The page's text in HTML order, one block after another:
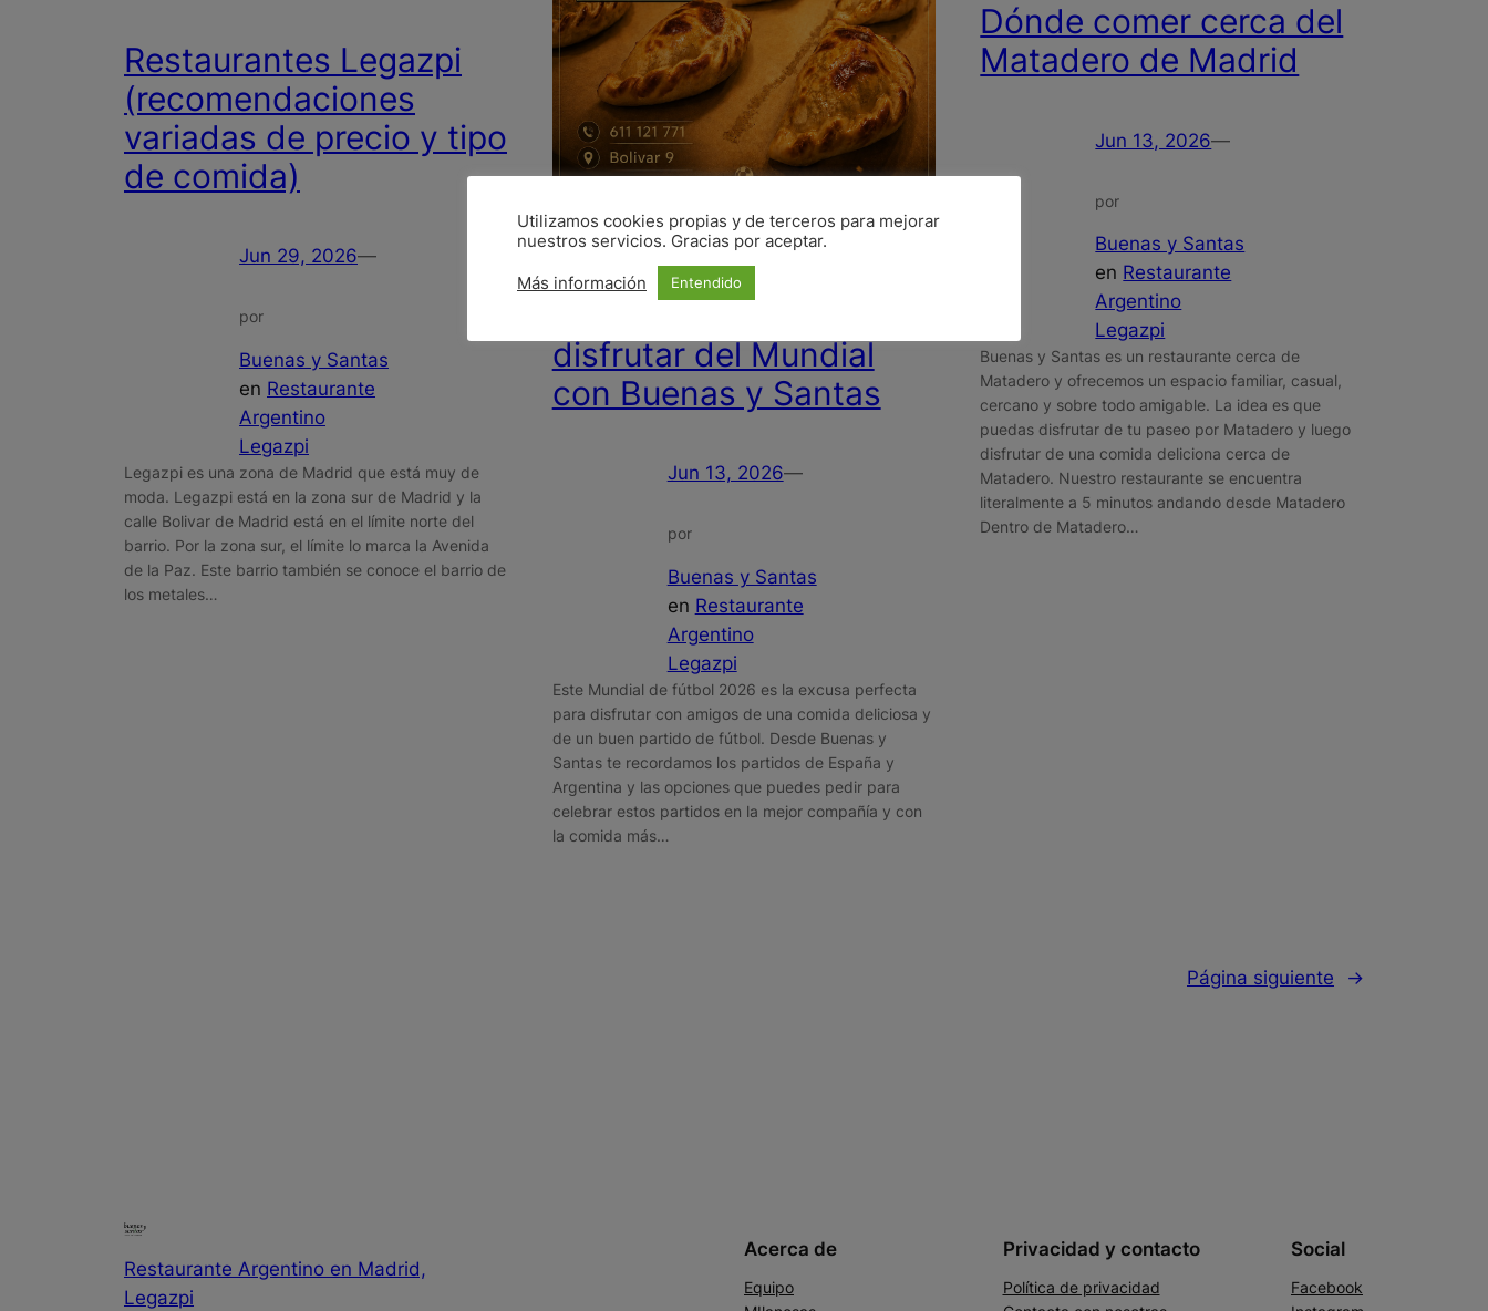
Restaurantes Legazpi
(recomendaciones
variadas de precio y tipo
de comida)
Jun 29, 2026—
por
Buenas y Santas
en Restaurante
Argentino
Legazpi
Legazpi es una zona de Madrid que está muy de
moda. Legazpi está en la zona sur de Madrid y la
calle Bolivar de Madrid está en el límite norte del
barrio. Por la zona sur, el límite lo marca la Avenida
de la Paz. Este barrio también se conoce el barrio de
los metales…
disfrutar del Mundial
con Buenas y Santas
Jun 13, 2026—
por
Buenas y Santas
en Restaurante
Argentino
Legazpi
Este Mundial de fútbol 2026 es la excusa perfecta
para disfrutar con amigos de una comida deliciosa y
de un buen partido de fútbol. Desde Buenas y
Santas te recordamos los partidos de España y
Argentina y las opciones que puedes pedir para
celebrar estos partidos en la mejor compañía y con
la comida más…
Dónde comer cerca del
Matadero de Madrid
Jun 13, 2026—
por
Buenas y Santas
en Restaurante
Argentino
Legazpi
Buenas y Santas es un restaurante cerca de
Matadero y ofrecemos un espacio familiar, casual,
cercano y sobre todo amigable. La idea es que
puedas disfrutar de tu paseo por Matadero y luego
disfrutar de una comida deliciona cerca de
Matadero. Nuestro restaurante se encuentra
literalmente a 5 minutos andando desde Matadero
Dentro de Matadero…
Página siguiente →
Restaurante Argentino en Madrid,
Legazpi
Acerca de
Equipo
Privacidad y contacto
Política de privacidad
Social
Facebook
Utilizamos cookies propias y de terceros para mejorar
nuestros servicios. Gracias por aceptar.
Más información Entendido